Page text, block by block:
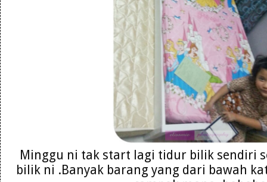
Minggu ni tak start lagi tidur bilik sendiri
bilik ni .Banyak barang yang dari bawah